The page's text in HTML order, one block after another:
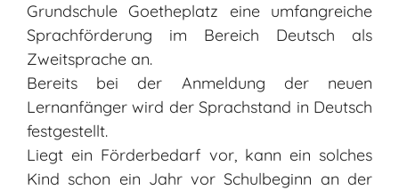
Grundschule Goetheplatz eine umfangreiche
Sprachförderung im Bereich Deutsch als
Zweitsprache an.
Bereits bei der Anmeldung der neuen
Lernanfänger wird der Sprachstand in Deutsch
festgestellt.
Liegt ein Förderbedarf vor, kann ein solches
Kind schon ein Jahr vor Schulbeginn an der